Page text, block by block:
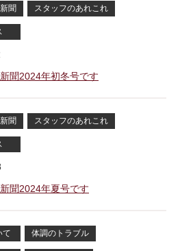
聞 スタッフのあれこれ
聞2024年初冬号です
聞 スタッフのあれこれ
聞2024年夏号です
て 体調のトラブル